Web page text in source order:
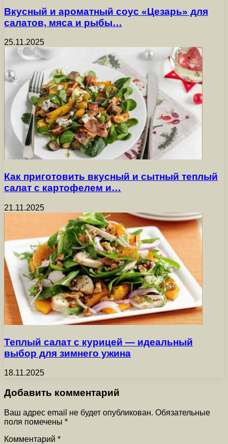
Вкусный и ароматный соус «Цезарь» для
салатов, мяса и рыбы…
25.11.2025
Как приготовить вкусный и сытный теплый
салат с картофелем и…
21.11.2025
Теплый салат с курицей — идеальный
выбор для зимнего ужина
18.11.2025
Добавить комментарий
Ваш адрес email не будет опубликован. Обязательные
поля помечены *
Комментарий *